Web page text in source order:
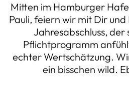
Mitten im Hamburger
Pauli, feiern wir mit Dir
Jahresabschluss, der
Pflichtprogramm
echter Wertschätzung.
ein bisschen wild.